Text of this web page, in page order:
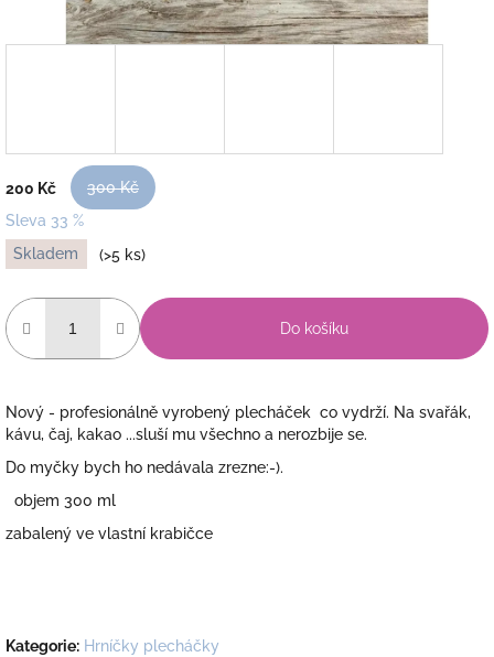
200 Kč
300 Kč
Sleva 33 %
Měrná
cena:
Skladem (>5 ks)
Do košíku
Nový - profesionálně vyrobený plecháček co vydrží. Na svařák,
kávu, čaj, kakao ...sluší mu všechno a nerozbije se.
Do myčky bych ho nedávala zrezne:-).
objem 300 ml
zabalený ve vlastní krabičce
Kategorie: Hrníčky plecháčky